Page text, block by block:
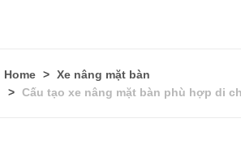
Home
Xe nâng mặt bàn
Cấu tạo xe nâng mặt bàn phù hợp di